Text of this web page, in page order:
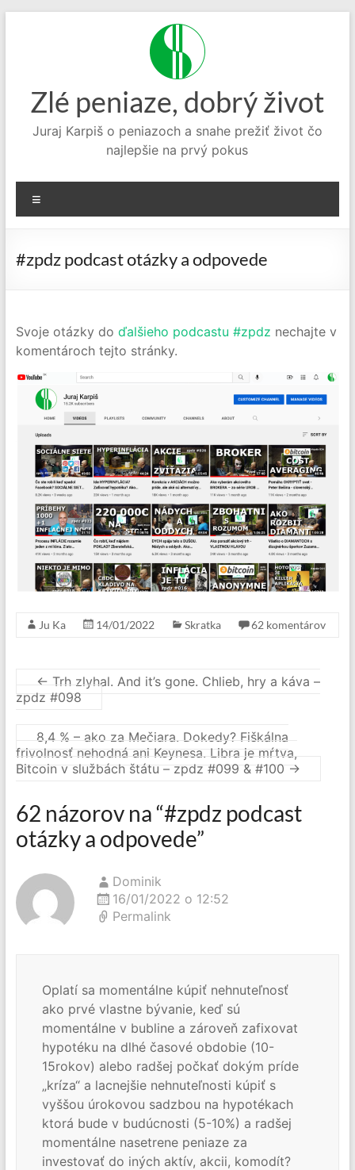
Zlé peniaze, dobrý život
Juraj Karpiš o peniazoch a snahe prežiť život čo
najlepšie na prvý pokus
#zpdz podcast otázky a odpovede
Svoje otázky do ďalšieho podcastu #zpdz nechajte v
komentároch tejto stránky.
Ju Ka 14/01/2022 Skratka 62 komentárov
← Trh zlyhal. And it’s gone. Chlieb, hry a káva –
zpdz #098
8,4 % – ako za Mečiara. Dokedy? Fiškálna
frivolnosť nehodná ani Keynesa. Libra je mŕtva,
Bitcoin v službách štátu – zpdz #099 & #100 →
62 názorov na “#zpdz podcast
otázky a odpovede”
Dominik
16/01/2022 o 12:52
Permalink
Oplatí sa momentálne kúpiť nehnuteľnosť
ako prvé vlastne bývanie, keď sú
momentálne v bubline a zároveň zafixovat
hypotéku na dlhé časové obdobie (10-
15rokov) alebo radšej počkať dokým príde
„kríza“ a lacnejšie nehnuteľnosti kúpiť s
vyššou úrokovou sadzbou na hypotékach
ktorá bude v budúcnosti (5-10%) a radšej
momentálne nasetrene peniaze za
investovať do iných aktív, akcii, komodít?